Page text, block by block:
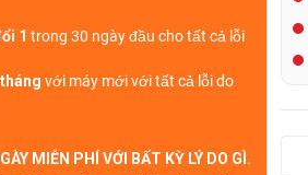
1 trong 30 ngày đầu cho tất cả lỗi
tháng với máy mới với tất cả lỗi do
MIỄN PHÍ VỚI BẤT KỲ LÝ DO GÌ .